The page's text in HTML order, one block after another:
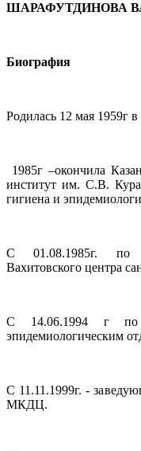
ШАРАФУТДИНОВА
Биография
Родилась 12 мая 1959г в
1985г –окончила
институт им. С.В.
гигиена и
С 01.08.1985г. по
Вахитовского центра
С 14.06.1994 г
эпидемиологическим
С 11.11.1999г. -
МКДЦ.